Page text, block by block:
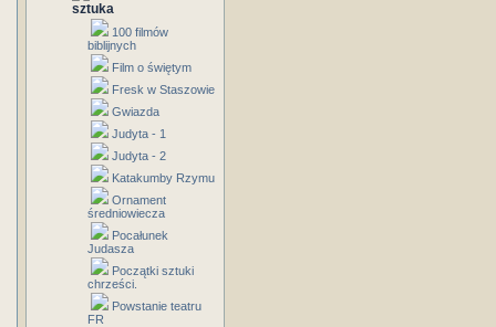
sztuka
100 filmów
biblijnych
Film o świętym
Fresk w Staszowie
Gwiazda
Judyta - 1
Judyta - 2
Katakumby Rzymu
Ornament
średniowiecza
Pocałunek
Judasza
Początki sztuki
chrześci.
Powstanie teatru
FR